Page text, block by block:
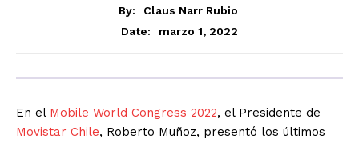
By:
Claus Narr Rubio
Date:
marzo 1, 2022
En el Mobile World Congress 2022, el Presidente de
Movistar Chile, Roberto Muñoz, presentó los últimos